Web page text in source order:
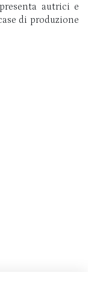
autrici e
di produzione